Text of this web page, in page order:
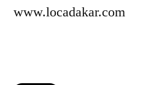
www.locadakar.com